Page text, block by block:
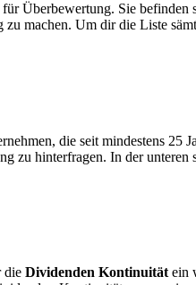
Überbewertung. Sie
machen. Um dir die Liste
die seit mindestens 25
zu hinterfragen. In der
die Dividenden Kontinuität ein